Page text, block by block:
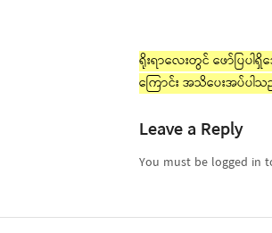
ရိုးရာလေးတွင် ဖော်ပြပါရှိ
ကြောင်း အသိပေးအပ်ပ
Leave a Reply
You must be logged in